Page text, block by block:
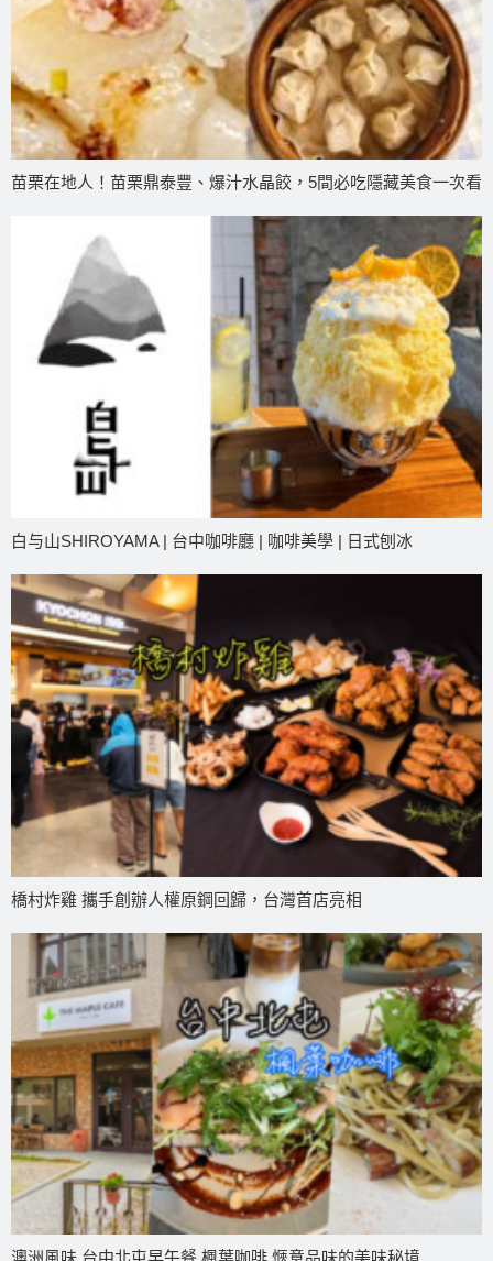
苗栗在地人！苗栗鼎泰豐、爆汁水晶餃，5間必吃隱藏美食一次看
白与山SHIROYAMA | 台中咖啡廳 | 咖啡美學 | 日式刨冰
橋村炸雞 攜手創辦人權原鋼回歸，台灣首店亮相